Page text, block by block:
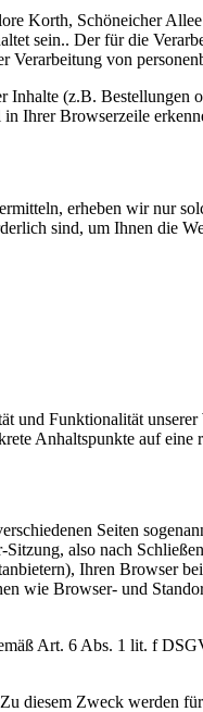
Korth, Schöneicher
sein.. Der für die
von
Inhalte (z.B.
Ihrer Browserzeile
erheben wir nur
sind, um Ihnen die
und Funktionalität
Anhaltspunkte auf
Seiten
also nach
Ihren Browser
wie Browser- und
Art. 6 Abs. 1 lit. f
diesem Zweck werden